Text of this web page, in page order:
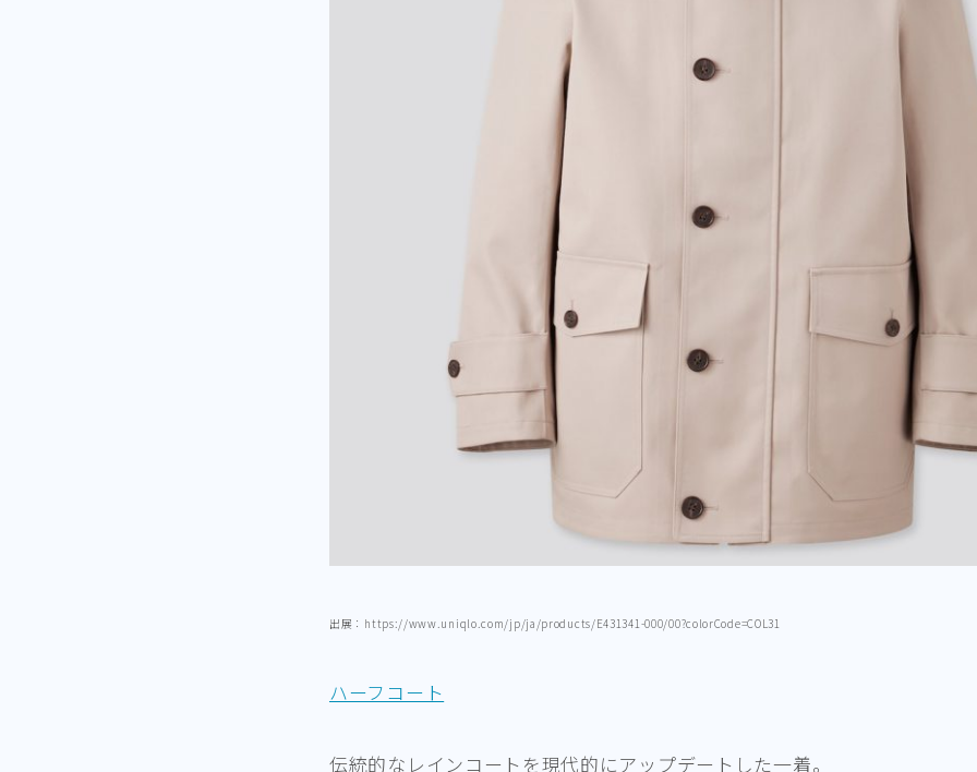
出展：https://www.uniqlo.com/jp/ja/products/E431341-000/00?colorCode=COL31
ハーフコート
伝統的なレインコートを現代的にアップデートした一着。